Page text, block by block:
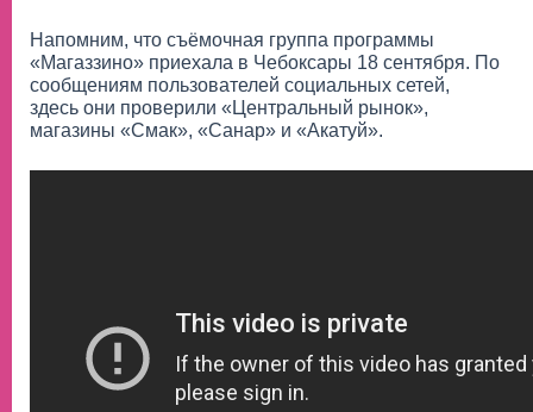
Напомним, что съёмочная группа программы
«Магаззино» приехала в Чебоксары 18 сентября. По
сообщениям пользователей социальных сетей,
здесь они проверили «Центральный рынок»,
магазины «Смак», «Санар» и «Акатуй».